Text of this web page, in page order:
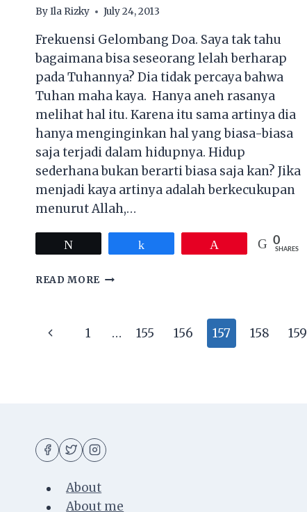
ByIla Rizky July 24, 2013
Frekuensi Gelombang Doa. Saya tak tahu
bagaimana bisa seseorang lelah berharap
pada Tuhannya? Dia tidak percaya bahwa
Tuhan maha kaya. Hanya aneh rasanya
melihat hal itu. Karena itu sama artinya dia
hanya menginginkan hal yang biasa-biasa
saja terjadi dalam hidupnya. Hidup
sederhana bukan berarti biasa saja kan? Jika
menjadi kaya artinya adalah berkecukupan
menurut Allah,…
0
SHARES
READ MORE FREKUENSI
Page
Previous1 … 155 156 157 158 159
About
About me